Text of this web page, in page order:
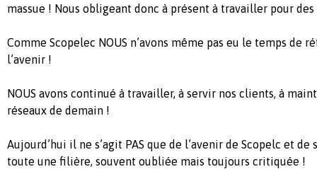
massue ! Nous obligeant donc à présent à travailler pour
Comme Scopelec NOUS n’avons même pas eu le temps de
l’avenir !
NOUS avons continué à travailler, à servir nos clients, à
réseaux de demain !
Aujourd’hui il ne s’agit PAS que de l’avenir de Scopelc et
toute une filière, souvent oubliée mais toujours critiquée !